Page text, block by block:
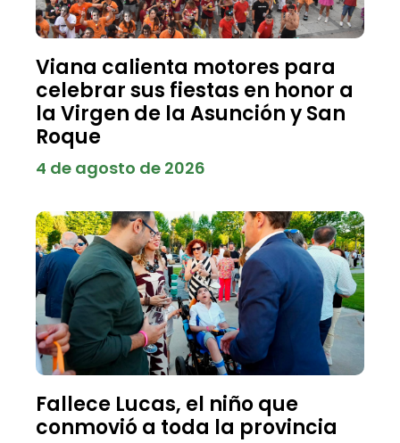
Viana calienta motores para
celebrar sus fiestas en honor a
la Virgen de la Asunción y San
Roque
4 de agosto de 2026
Fallece Lucas, el niño que
conmovió a toda la provincia